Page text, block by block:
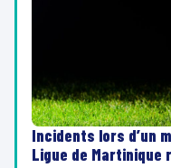
Incidents lors d’un
Ligue de Martinique